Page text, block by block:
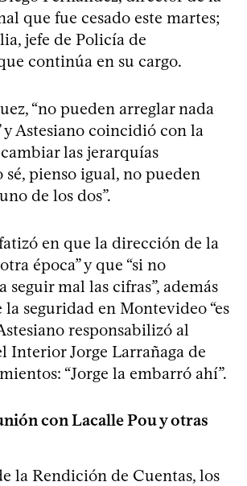
que fue cesado este martes;
jefe de Policía de
continúa en su cargo.
“no pueden arreglar nada
y Astesiano coincidió con la
las jerarquías
sé, pienso igual, no pueden
de los dos”.
en que la dirección de la
época” y que “si no
seguir mal las cifras”, además
seguridad en Montevideo “es
responsabilizó al
Interior Jorge Larrañaga de
“Jorge la embarró ahí”.
con Lacalle Pou y otras
la Rendición de Cuentas, los